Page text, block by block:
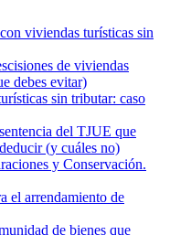
viviendas turísticas sin
de viviendas
debes evitar)
sin tributar: caso
del TJUE que
(y cuáles no)
y Conservación.
el arrendamiento de
de bienes que